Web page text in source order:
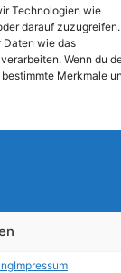
Technologien wie
darauf zuzugreifen.
Daten wie das
Wenn du
Merkmale
Impressum